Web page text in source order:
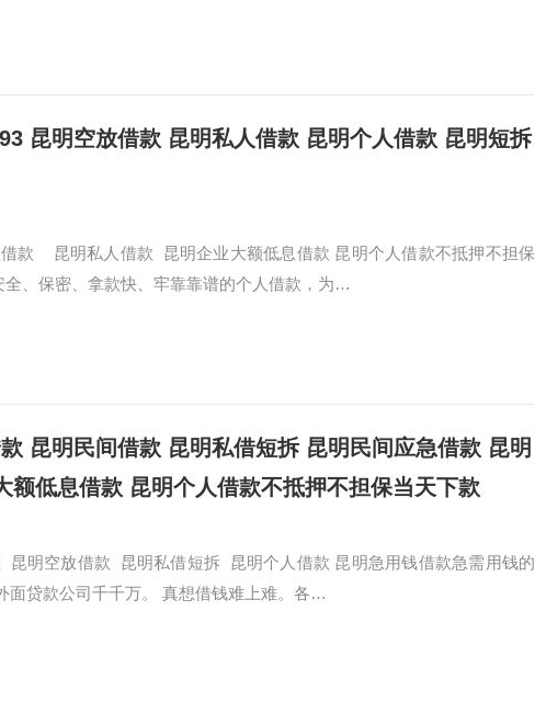
昆明空放借款 昆明私人借款 昆明个人借款 昆明短拆
款 昆明私人借款 昆明企业大额低息借款 昆明个人借款不抵押不担保
全、保密、拿款快、牢靠靠谱的个人借款，为…
昆明民间借款 昆明私借短拆 昆明民间应急借款 昆明
额低息借款 昆明个人借款不抵押不担保当天下款
明空放借款 昆明私借短拆 昆明个人借款 昆明急用钱借款急需用钱的
面贷款公司千千万。 真想借钱难上难。各…